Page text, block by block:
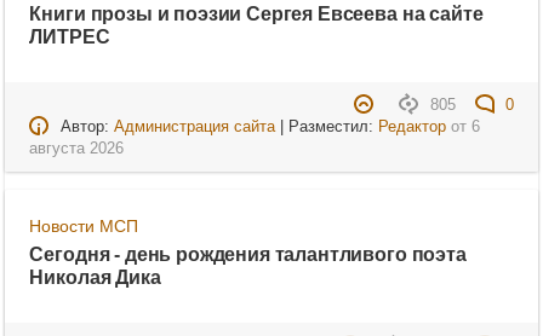
Книги прозы и поэзии Сергея Евсеева на сайте
ЛИТРЕС
805
0
Автор: Администрация сайта| Разместил: Редакторот 6
августа 2026
Новости МСП
Сегодня - день рождения талантливого поэта
Николая Дика